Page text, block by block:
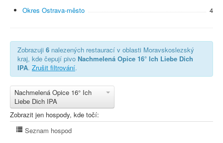
Okres Ostrava-město
4
Zobrazuji 6 nalezených restaurací v oblasti Moravskoslezský
kraj, kde čepují pivo Nachmelená Opice 16° Ich Liebe Dich
IPA. Zrušit filtrování.
Nachmelená Opice 16° Ich
Liebe Dich IPA
Zobrazit jen hospody, kde točí:
Seznam hospod